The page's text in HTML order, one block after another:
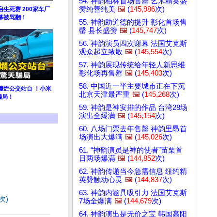
生死赛 200家车厂
被骂翻！
烂公交站台 ！小米
！
)
赞纯善纯美 🖼️ (145,986次)
55. 神韵助道德的提升 彰化首场售
罄 县长盛赞 🖼️ (145,747次)
56. 神韵演员四次谢幕 法国艾克斯
观众起立致敬 🖼️ (145,554次)
57. 神韵展现传统给年轻人新思维
彰化场再售罄 🖼️ (145,403次)
58. 中国近一半主要城市正在下沉
北京天津最严重 🖼️ (145,268次)
59. 神韵是神安排的作品 台湾28场
演出全爆满 🖼️ (145,154次)
60. 八场门票去年售罄 神韵里昂首
场演出大爆满 🖼️ (145,026次)
61. “神韵演员是神的使者”苗栗首
日两场爆满 🖼️ (144,852次)
62. 神韵传递当今急需信息 纽约精
英赞触动心灵 🖼️ (144,837次)
63. 神韵内涵具吸引力 法国艾克斯
7场全爆满 🖼️ (144,679次)
64. 神韵演出是无价之宝 韩国高阳